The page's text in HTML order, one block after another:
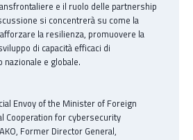
e il ruolo delle partnership
si concentrerà su come la
la resilienza, promuovere la
di capacità efficaci di
e globale.
Envoy of the Minister of Foreign
Cooperation for cybersecurity
Former Director General,